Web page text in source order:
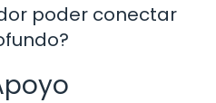
poder conectar